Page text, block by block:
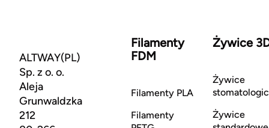
ALTWAY(PL)
Sp. z o. o.
Aleja
Grunwaldzka
212
Filamenty
FDM
Filamenty PLA
Filamenty
Żywice
Żywice
Żywice